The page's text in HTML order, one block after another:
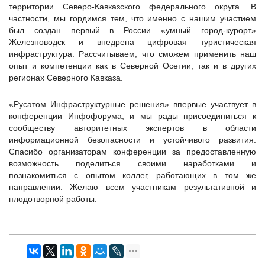
территории Северо-Кавказского федерального округа. В
частности, мы гордимся тем, что именно с нашим участием
был создан первый в России «умный город-курорт»
Железноводск и внедрена цифровая туристическая
инфраструктура. Рассчитываем, что сможем применить наш
опыт и компетенции как в Северной Осетии, так и в других
регионах Северного Кавказа.
«Русатом Инфраструктурные решения» впервые участвует в
конференции Инфофорума, и мы рады присоединиться к
сообществу авторитетных экспертов в области
информационной безопасности и устойчивого развития.
Спасибо организаторам конференции за предоставленную
возможность поделиться своими наработками и
познакомиться с опытом коллег, работающих в том же
направлении. Желаю всем участникам результативной и
плодотворной работы.